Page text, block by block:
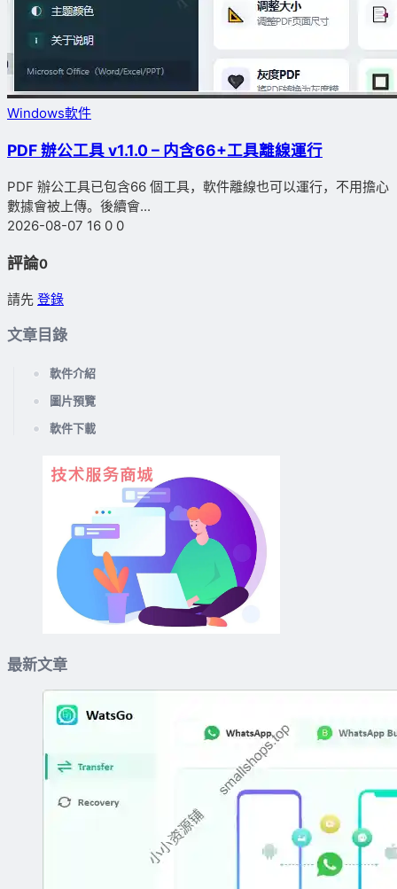
Windows軟件
PDF 辦公工具 v1.1.0 – 内含66+工具離線運行
PDF 辦公工具已包含66 個工具，軟件離線也可以運行，不用擔心
數據會被上傳。後續會...
2026-08-07 16 0 0
評論0
請先 登錄
文章目錄
軟件介紹
圖片預覽
軟件下載
最新文章